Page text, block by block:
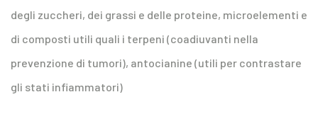
degli zuccheri, dei grassi e delle proteine, microelementi e
di composti utili quali i terpeni (coadiuvanti nella
prevenzione di tumori), antocianine (utili per contrastare
gli stati infiammatori)